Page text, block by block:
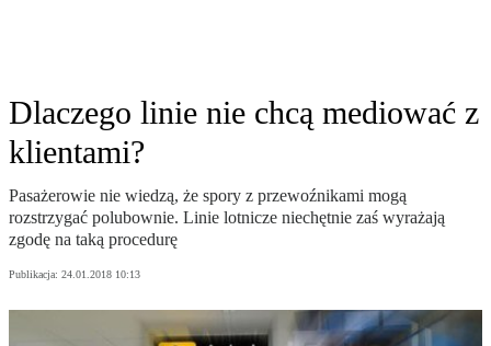
Dlaczego linie nie chcą mediować z
klientami?
Pasażerowie nie wiedzą, że spory z przewoźnikami mogą
rozstrzygać polubownie. Linie lotnicze niechętnie zaś wyrażają
zgodę na taką procedurę
Publikacja: 24.01.2018 10:13